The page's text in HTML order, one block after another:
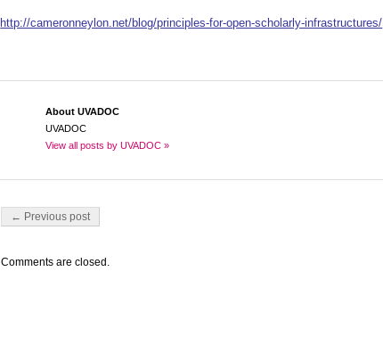
http://cameronneylon.net/blog/principles-for-open-scholarly-infrastructures/
About UVADOC
UVADOC
View all posts by UVADOC »
Post navigation
← Previous post
Comments are closed.